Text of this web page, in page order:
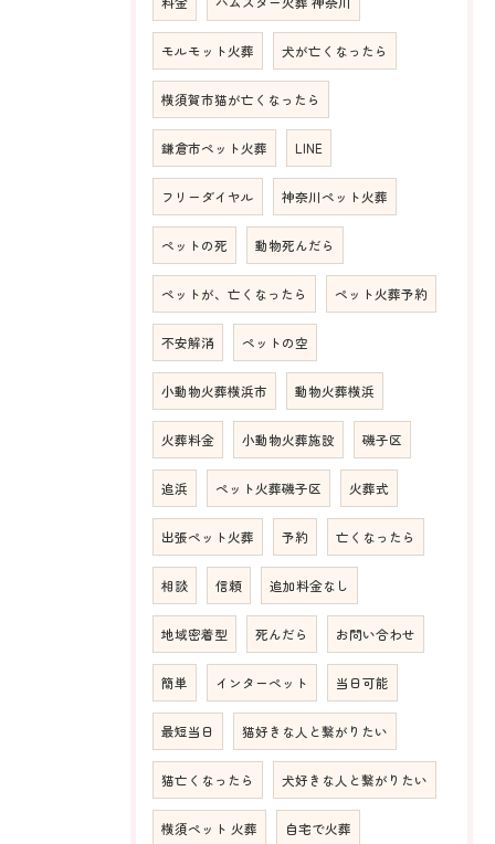
モルモット火葬 犬が亡くなったら
横須賀市猫が亡くなったら
鎌倉市ペット火葬 LINE
フリーダイヤル 神奈川ペット火葬
ペットの死 動物死んだら
ペットが、亡くなったら ペット火葬予約
不安解消 ペットの空
小動物火葬横浜市 動物火葬横浜
火葬料金 小動物火葬施設 磯子区
追浜 ペット火葬磯子区 火葬式
出張ペット火葬 予約 亡くなったら
相談 信頼 追加料金なし
地域密着型 死んだら お問い合わせ
簡単 インターペット 当日可能
最短当日 猫好きな人と繋がりたい
猫亡くなったら 犬好きな人と繋がりたい
横須ペット 火葬 自宅で火葬